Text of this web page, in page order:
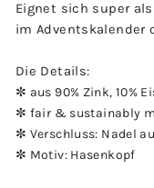
Eignet sich super
im Adventskalender
Die Details:
✼ aus 90% Zink, 10%
✼ fair & sustainably
✼ Verschluss: Nadel
✼ Motiv: Hasenkopf